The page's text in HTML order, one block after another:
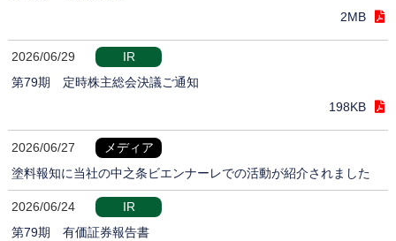
2MB
2026/06/29
IR
第79期 定時株主総会決議ご通知
198KB
2026/06/27
メディア
塗料報知に当社の中之条ビエンナーレでの活動が紹介されました
2026/06/24
IR
第79期 有価証券報告書